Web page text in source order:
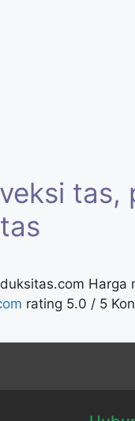
tas,
Harga
rating 5.0 / 5